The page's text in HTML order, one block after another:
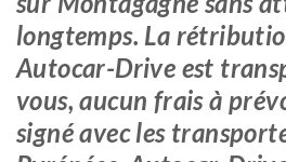
longtemps. La
Autocar-Drive est
vous, aucun frais à
signé avec les